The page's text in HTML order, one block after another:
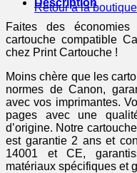
Retour à la boutique
compatible
Canon
-
rouge
Faites des
cartouche compatible
chez Print Cartouche !
Moins chère que les
normes de Canon,
avec vos imprimantes.
pages avec une
d’origine. Notre
est garantie 2 ans et
14001 et CE,
matériaux spécifiques et